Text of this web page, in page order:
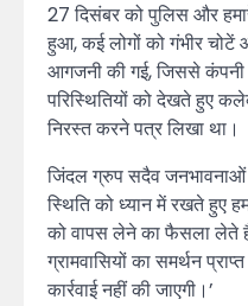
27 दिसंबर को पुलिस और
हुआ, कई लोगों को गंभीर
आगजनी की गई, जिससे
परिस्थितियों को देखते हुए
निरस्त करने पत्र लिखा था।
जिंदल ग्रुप सदैव जनभावनाओं
स्थिति को ध्यान में रखते हुए
को वापस लेने का फैसला लेते
ग्रामवासियों का समर्थन
कार्रवाई नहीं की जाएगी।’